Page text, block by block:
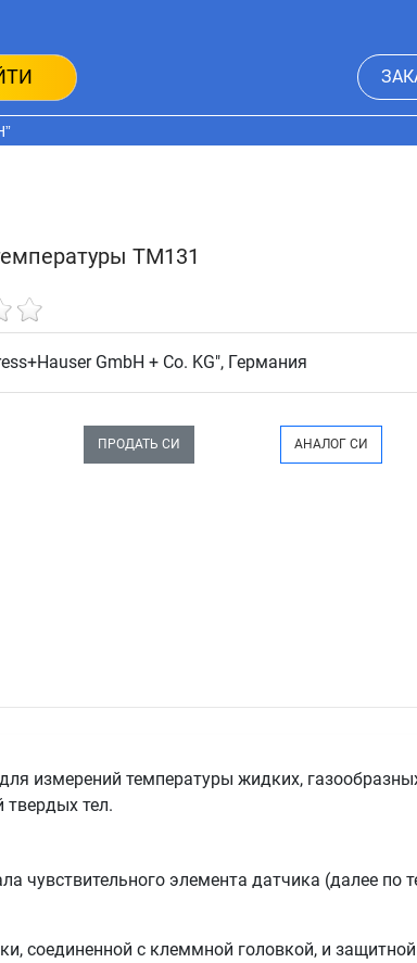
TM131
GmbH + Co. KG", Германия
ПРОДАТЬ СИ АНАЛОГ СИ
измерений температуры жидких,
тел.
чувствительного элемента датчика (далее по
соединенной с клеммной головкой, и